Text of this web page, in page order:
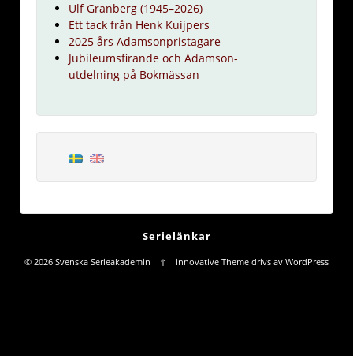
Ulf Granberg (1945–2026)
Ett tack från Henk Kuijpers
2025 års Adamsonpristagare
Jubileumsfirande och Adamson-
utdelning på Bokmässan
Serielänkar
© 2026Svenska Serieakademin ↑ innovative Theme drivs avWordPress